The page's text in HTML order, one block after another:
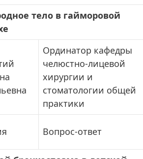
тело в гайморовой
Ординатор кафедры
челюстно-лицевой
хирургии и
стоматологии общей
практики
Вопрос-ответ